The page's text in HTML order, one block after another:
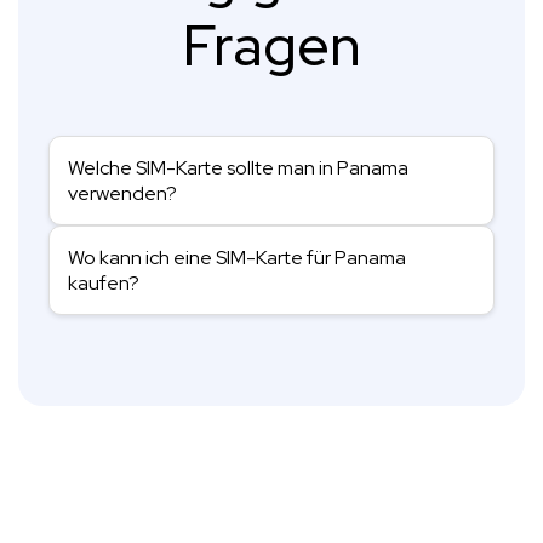
Fragen
Welche SIM-Karte sollte man in Panama
verwenden?
Wo kann ich eine SIM-Karte für Panama
kaufen?